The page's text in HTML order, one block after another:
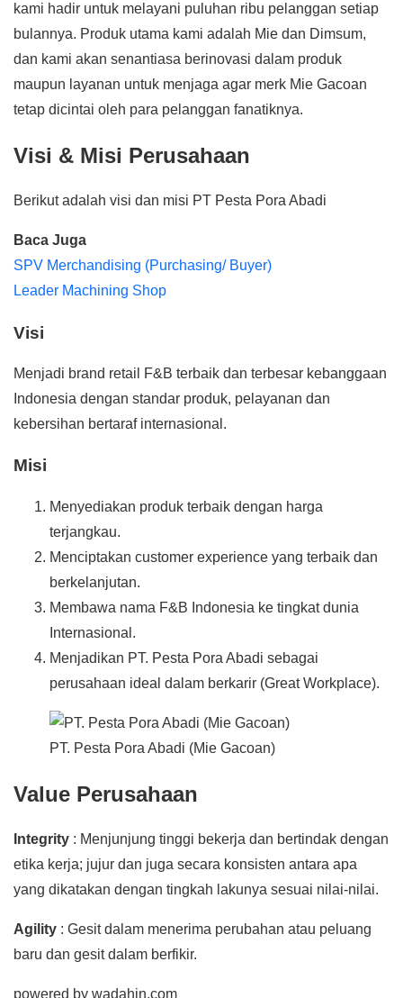
kami hadir untuk melayani puluhan ribu pelanggan setiap
bulannya. Produk utama kami adalah Mie dan Dimsum,
dan kami akan senantiasa berinovasi dalam produk
maupun layanan untuk menjaga agar merk Mie Gacoan
tetap dicintai oleh para pelanggan fanatiknya.
Visi & Misi Perusahaan
Berikut adalah visi dan misi PT Pesta Pora Abadi
Baca Juga
SPV Merchandising (Purchasing/ Buyer)
Leader Machining Shop
Visi
Menjadi brand retail F&B terbaik dan terbesar kebanggaan
Indonesia dengan standar produk, pelayanan dan
kebersihan bertaraf internasional.
Misi
Menyediakan produk terbaik dengan harga
terjangkau.
Menciptakan customer experience yang terbaik dan
berkelanjutan.
Membawa nama F&B Indonesia ke tingkat dunia
Internasional.
Menjadikan PT. Pesta Pora Abadi sebagai
perusahaan ideal dalam berkarir (Great Workplace).
PT. Pesta Pora Abadi (Mie Gacoan)
Value Perusahaan
Integrity : Menjunjung tinggi bekerja dan bertindak dengan
etika kerja; jujur dan juga secara konsisten antara apa
yang dikatakan dengan tingkah lakunya sesuai nilai-nilai.
Agility : Gesit dalam menerima perubahan atau peluang
baru dan gesit dalam berfikir.
powered by wadahin.com